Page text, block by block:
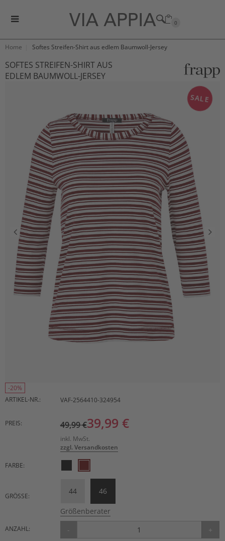
0
Home Softes Streifen-Shirt aus edlem Baumwoll-Jersey
SOFTES STREIFEN-SHIRT AUS
EDLEM BAUMWOLL-JERSEY
SALE
-20%
ARTIKEL-NR.:
VAF-2564410-324954
PREIS: 49,99 €39,99 €
inkl. MwSt.
zzgl. Versandkosten
FARBE:
GRÖSSE:
44 46
Größenberater
ANZAHL: - +